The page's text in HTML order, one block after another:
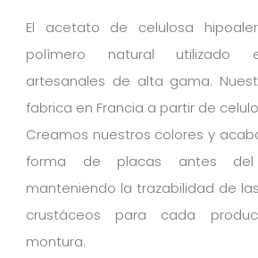
El acetato de celulosa
polímero natural utilizado
artesanales de alta gama.
fabrica en Francia a partir de
Creamos nuestros colores y
forma de placas antes del
manteniendo la trazabilidad de
crustáceos para cada
montura.